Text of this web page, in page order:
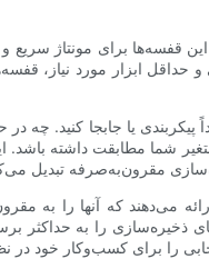
برای مونتاژ سریع
حداقل ابزار مورد نیاز،
یا جابجا کنید. چه
شما مطابقت داشته
می‌دهند که آنها را به
ذخیره‌سازی را به حداکثر